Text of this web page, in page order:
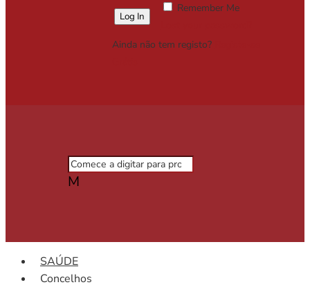
Remember Me
Ainda não tem registo?
M
SAÚDE
Concelhos